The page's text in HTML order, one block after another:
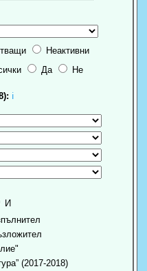
Неактивни
Да Не
ℹ
И
(2017-2018)